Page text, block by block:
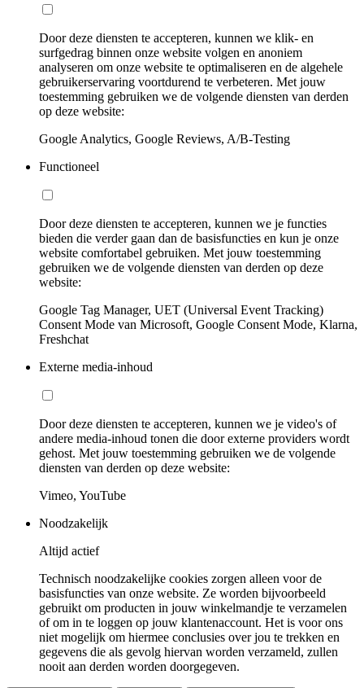
Door deze diensten te accepteren, kunnen we klik- en
surfgedrag binnen onze website volgen en anoniem
analyseren om onze website te optimaliseren en de algehele
gebruikerservaring voortdurend te verbeteren. Met jouw
toestemming gebruiken we de volgende diensten van derden
op deze website:
Google Analytics, Google Reviews, A/B-Testing
Functioneel
Door deze diensten te accepteren, kunnen we je functies
bieden die verder gaan dan de basisfuncties en kun je onze
website comfortabel gebruiken. Met jouw toestemming
gebruiken we de volgende diensten van derden op deze
website:
Google Tag Manager, UET (Universal Event Tracking)
Consent Mode van Microsoft, Google Consent Mode, Klarna,
Freshchat
Externe media-inhoud
Door deze diensten te accepteren, kunnen we je video's of
andere media-inhoud tonen die door externe providers wordt
gehost. Met jouw toestemming gebruiken we de volgende
diensten van derden op deze website:
Vimeo, YouTube
Noodzakelijk
Altijd actief
Technisch noodzakelijke cookies zorgen alleen voor de
basisfuncties van onze website. Ze worden bijvoorbeeld
gebruikt om producten in jouw winkelmandje te verzamelen
of om in te loggen op jouw klantenaccount. Het is voor ons
niet mogelijk om hiermee conclusies over jou te trekken en
gegevens die als gevolg hiervan worden verzameld, zullen
nooit aan derden worden doorgegeven.